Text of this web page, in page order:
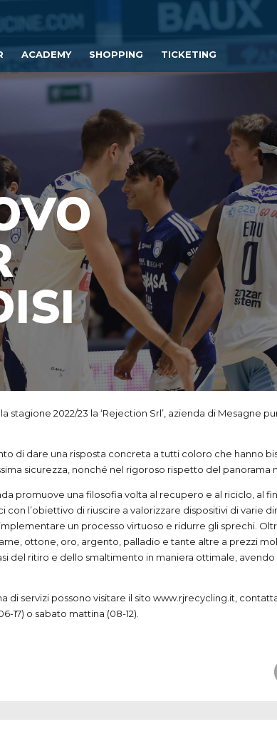
ACADEMY SHOPPING TICKETING
2022/23 la ‘Rejection Srl’, azienda di Mesagne
di dare una risposta concreta a tutti coloro che hanno
sicurezza, nonché nel rigoroso rispetto del panorama
promuove una filosofia volta al recupero e al riciclo, al
l’obiettivo di riuscire a valorizzare dispositivi di varie
un processo virtuoso e ridurre gli sprechi.
ottone, oro, argento, palladio e tante altre a prezzi
del ritiro e dello smaltimento in maniera ottimale, avendo
servizi possono visitare il sito www.rjrecycling.it,
17) o sabato mattina (08-12).